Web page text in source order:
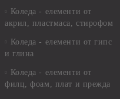
Коледа - елементи от
акрил, пластмаса, стирофом
Коледа - елементи от гипс
и глина
Коледа - елементи от
филц, фоам, плат и прежда